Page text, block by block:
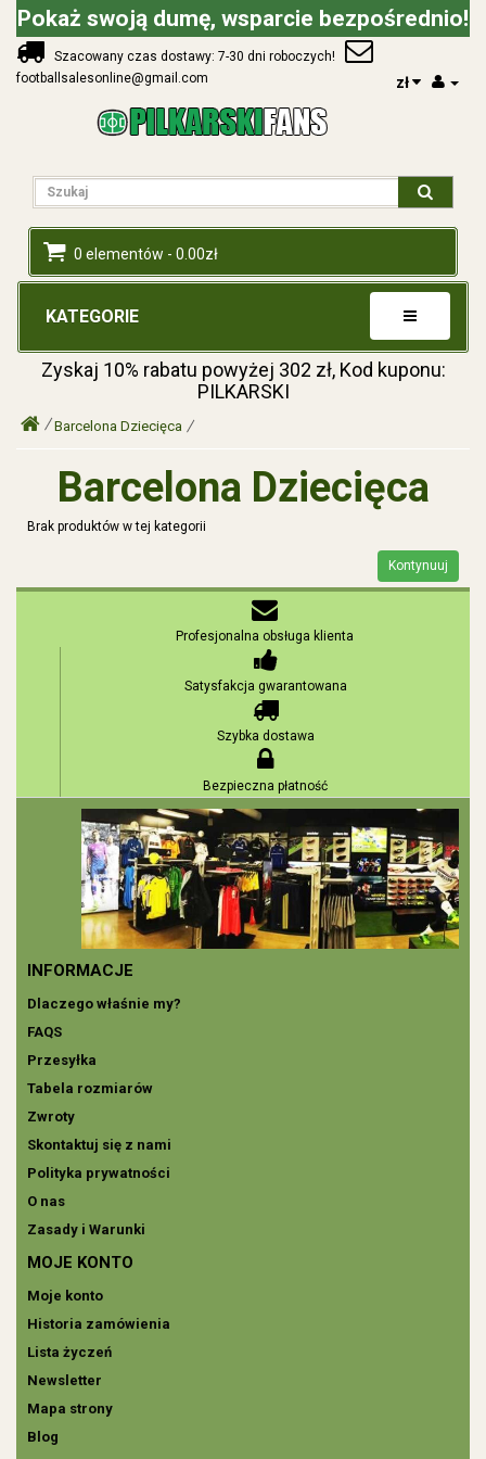
Pokaż swoją dumę, wsparcie bezpośrednio!
Szacowany czas dostawy: 7-30 dni roboczych!
footballsalesonline@gmail.com
zł
0 elementów - 0.00zł
KATEGORIE
Zyskaj 10% rabatu powyżej 302 zł, Kod kuponu:
PILKARSKI
Barcelona Dziecięca
Barcelona Dziecięca
Brak produktów w tej kategorii
Kontynuuj
Profesjonalna obsługa klienta
Satysfakcja gwarantowana
Szybka dostawa
Bezpieczna płatność
INFORMACJE
Dlaczego właśnie my?
FAQS
Przesyłka
Tabela rozmiarów
Zwroty
Skontaktuj się z nami
Polityka prywatności
O nas
Zasady i Warunki
MOJE KONTO
Moje konto
Historia zamówienia
Lista życzeń
Newsletter
Mapa strony
Blog